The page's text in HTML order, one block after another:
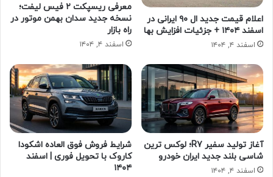
اعلام قیمت جدید ال ۹۰ ایرانی در
اسفند ۱۴۰۴ + جزئیات افزایش بها
اسفند ۴, ۱۴۰۴
معرفی ریسپکت ۲ فیس لیفت؛
نسخه جدید سدان بهمن موتور در
راه بازار
اسفند ۴, ۱۴۰۴
آغاز تولید سفیر R7؛ لوکس ترین
شاسی بلند جدید ایران خودرو
اسفند ۴, ۱۴۰۴
شرایط فروش فوق العاده اشکودا
کاروک با تحویل فوری | اسفند
۱۴۰۴